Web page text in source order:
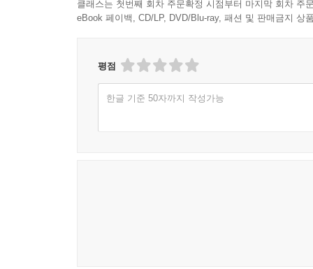
클래스는 첫번째 회차 주문확정 시점부터 마지막 회차 주
eBook 페이백, CD/LP, DVD/Blu-ray, 패션 및 판매금지 상
평점
한글 기준 50자까지 작성가능